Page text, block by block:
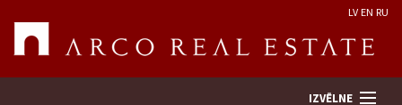
LV EN RU
IZVĒLNE